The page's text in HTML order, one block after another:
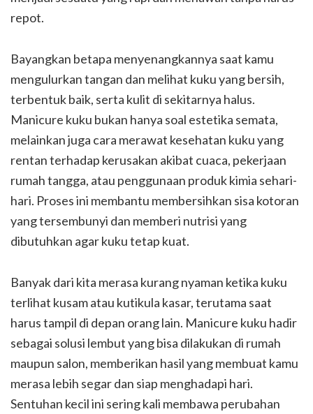
repot.
Bayangkan betapa menyenangkannya saat kamu
mengulurkan tangan dan melihat kuku yang bersih,
terbentuk baik, serta kulit di sekitarnya halus.
Manicure kuku bukan hanya soal estetika semata,
melainkan juga cara merawat kesehatan kuku yang
rentan terhadap kerusakan akibat cuaca, pekerjaan
rumah tangga, atau penggunaan produk kimia sehari-
hari. Proses ini membantu membersihkan sisa kotoran
yang tersembunyi dan memberi nutrisi yang
dibutuhkan agar kuku tetap kuat.
Banyak dari kita merasa kurang nyaman ketika kuku
terlihat kusam atau kutikula kasar, terutama saat
harus tampil di depan orang lain. Manicure kuku hadir
sebagai solusi lembut yang bisa dilakukan di rumah
maupun salon, memberikan hasil yang membuat kamu
merasa lebih segar dan siap menghadapi hari.
Sentuhan kecil ini sering kali membawa perubahan